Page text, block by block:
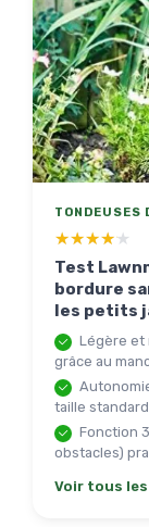
TONDEUSES
★★★★★
★★★★★
Test
bordure
les petits
Légère et
grâce au
taille standard
Fonction
obstacles)
Voir tous